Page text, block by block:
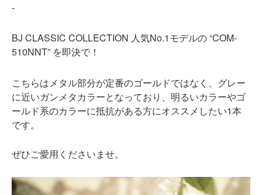
-
BJ CLASSIC COLLECTION 人気No.1モデルの “COM-
510NNT” を即決で！
こちらはメタル部分が定番のゴールドではなく、グレー
に近いガンメタカラーとなっており、明るいカラーやゴ
ールド系のカラーに抵抗がある方にオススメしたい1本
です。
ぜひご愛用くださいませ。